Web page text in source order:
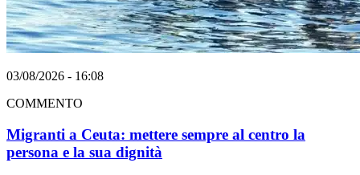
03/08/2026 - 16:08
COMMENTO
Migranti a Ceuta: mettere sempre al centro la
persona e la sua dignità